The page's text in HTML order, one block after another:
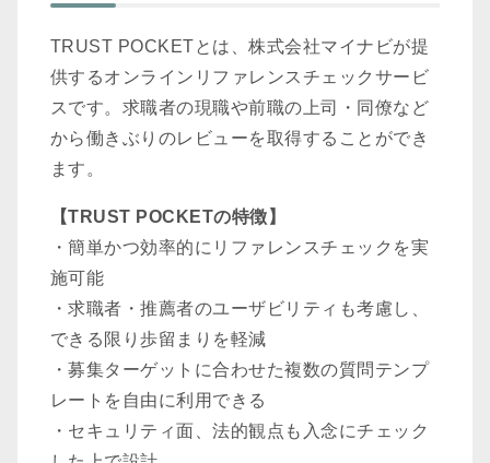
TRUST POCKETとは、株式会社マイナビが提
供するオンラインリファレンスチェックサービ
スです。求職者の現職や前職の上司・同僚など
から働きぶりのレビューを取得することができ
ます。
【TRUST POCKETの特徴】
・簡単かつ効率的にリファレンスチェックを実
施可能
・求職者・推薦者のユーザビリティも考慮し、
できる限り歩留まりを軽減
・募集ターゲットに合わせた複数の質問テンプ
レートを自由に利用できる
・セキュリティ面、法的観点も入念にチェック